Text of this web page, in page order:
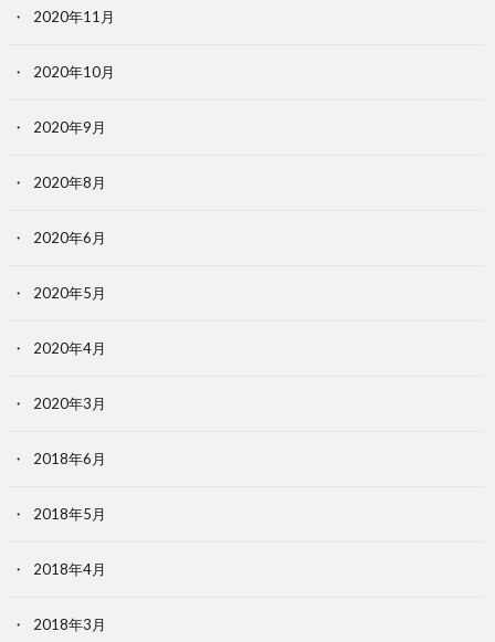
2020年11月
2020年10月
2020年9月
2020年8月
2020年6月
2020年5月
2020年4月
2020年3月
2018年6月
2018年5月
2018年4月
2018年3月